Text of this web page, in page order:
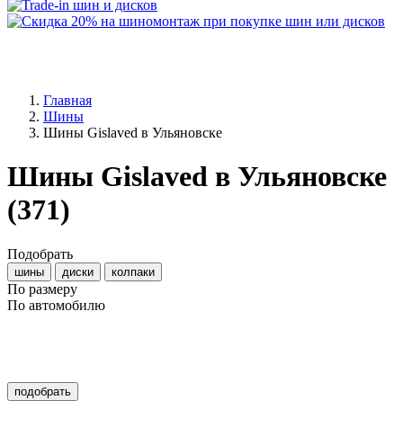
Главная
Шины
Шины Gislaved в Ульяновске
Шины Gislaved в Ульяновске
(371)
Подобрать
шины диски колпаки
По размеру
По автомобилю
подобрать